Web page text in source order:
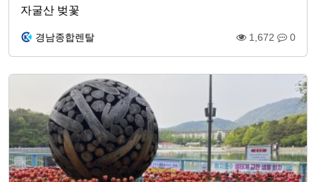
자굴산 벚꽃
경남종합렌탈 1,672 0